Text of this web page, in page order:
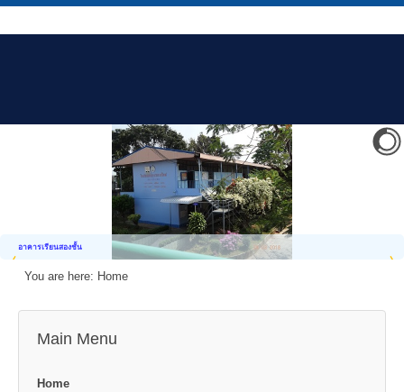
อาคารเรียนสองชั้น
You are here: Home
Main Menu
Home